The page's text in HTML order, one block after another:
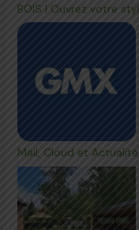
BOIS | Ouvrez votre
Mail, Cloud et